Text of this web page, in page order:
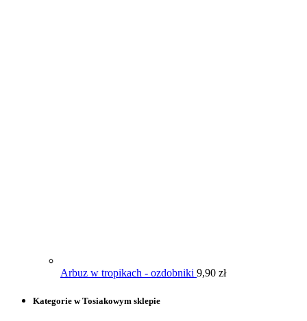
Arbuz w tropikach - ozdobniki 9,90 zł
Kategorie w Tosiakowym sklepie